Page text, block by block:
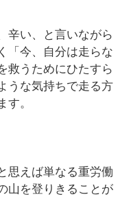
辛い、と言いながら
「今、自分は走らな
救うためにひたすら
うな気持ちで走る方
す。
思えば単なる重労働
山を登りきることが